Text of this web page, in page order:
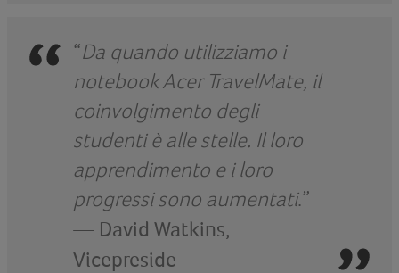
“Da quando utilizziamo i
notebook Acer TravelMate, il
coinvolgimento degli
studenti è alle stelle. Il loro
apprendimento e i loro
progressi sono aumentati.”
— David Watkins,
Vicepreside